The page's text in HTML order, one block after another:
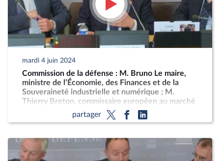
mardi 4 juin 2024
Commission de la défense : M. Bruno Le maire,
ministre de l’Économie, des Finances et de la
Souveraineté industrielle et numérique ; M.
Thierry Breton, commissaire européen au marché
intérieur, sur la stratégie européenne pour
l’industrie de défense
partager